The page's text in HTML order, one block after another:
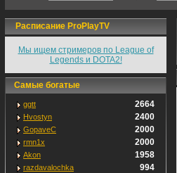
Расписание ProPlayTV
Мы ищем стримеров по League of
Legends и DOTA2!
Самые богатые
ggtt 2664
Hvostyn 2400
GopaveC 2000
rmn1x 2000
Akon 1958
razdavalochka 994